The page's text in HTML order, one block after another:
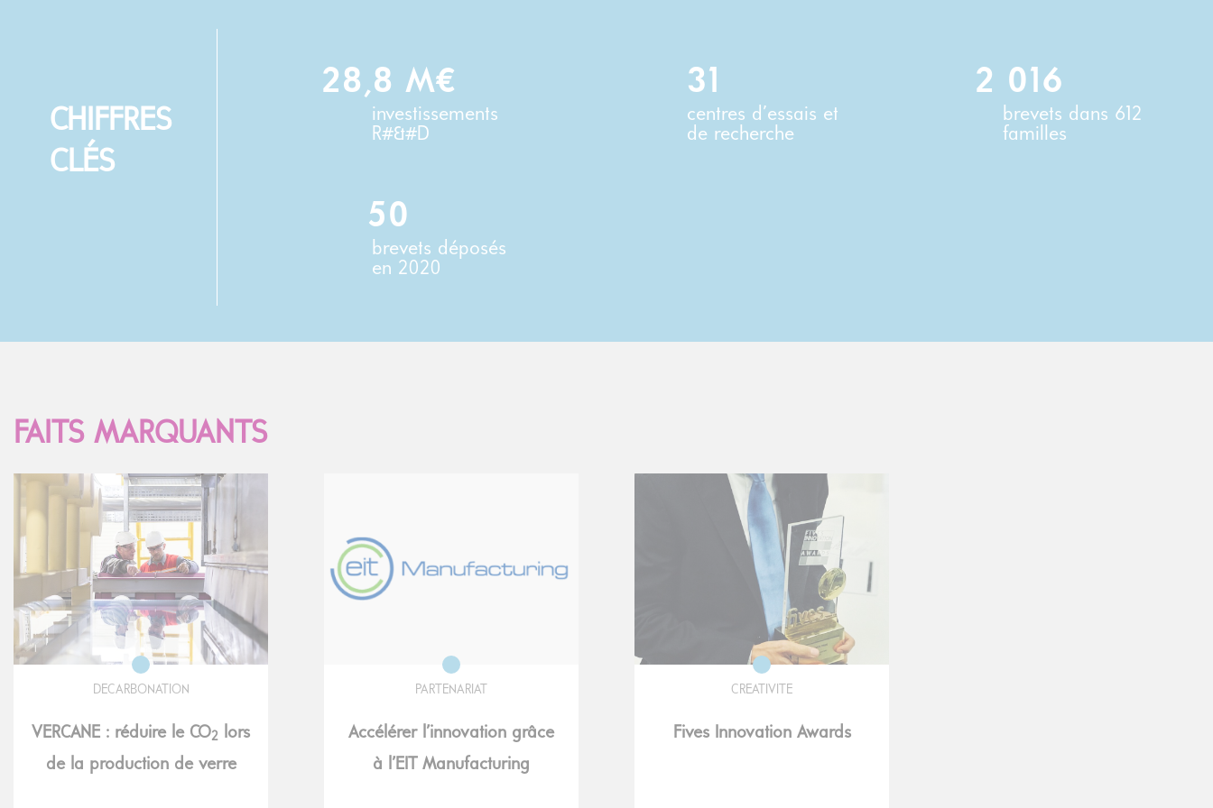
CHIFFRES
CLÉS
28,8 M€
investissements
R#&#D
31
centres d’essais et
de recherche
2 016
brevets dans 612
familles
50
brevets déposés
en 2020
FAITS MARQUANTS
DECARBONATION
VERCANE : réduire le CO2
lors
de la production de verre
PARTENARIAT
Accélérer l’innovation grâce
à l’EIT Manufacturing
CREATIVITE
Fives Innovation Awards